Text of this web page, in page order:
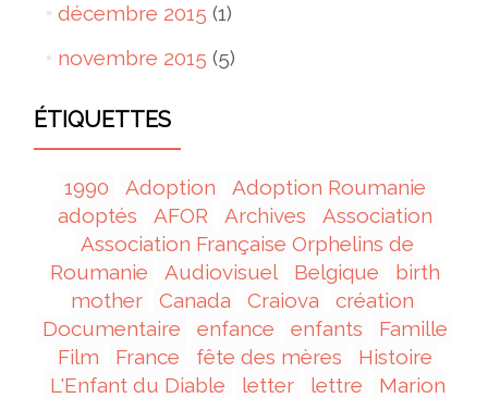
décembre 2015 (1)
novembre 2015 (5)
ÉTIQUETTES
1990 Adoption
Adoption Roumanie
adoptés
AFOR Archives
Association
Association Française Orphelins de
Roumanie
Audiovisuel Belgique
birth
mother
Canada Craiova
création
Documentaire
enfance enfants
Famille
Film
France fête des mères
Histoire
L'Enfant du Diable
letter lettre
Marion